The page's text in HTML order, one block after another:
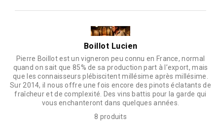
Boillot Lucien
Pierre Boillot est un vigneron peu connu en France, normal
quand on sait que 85% de sa production part à l’export, mais
que les connaisseurs plébiscitent millésime après millésime.
Sur 2014, il nous offre une fois encore des pinots éclatants de
fraîcheur et de complexité. Des vins battis pour la garde qui
vous enchanteront dans quelques années.
8 produits